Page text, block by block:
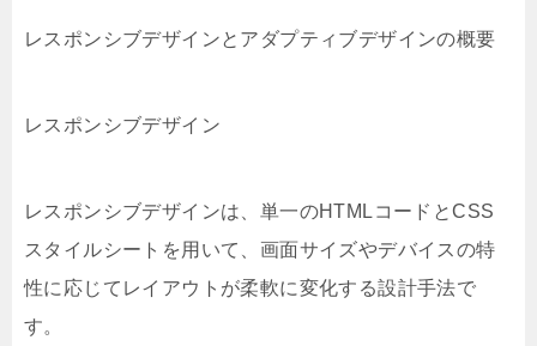
レスポンシブデザインとアダプティブデザインの概要
レスポンシブデザイン
レスポンシブデザインは、単一のHTMLコードとCSS
スタイルシートを用いて、画面サイズやデバイスの特
性に応じてレイアウトが柔軟に変化する設計手法で
す。